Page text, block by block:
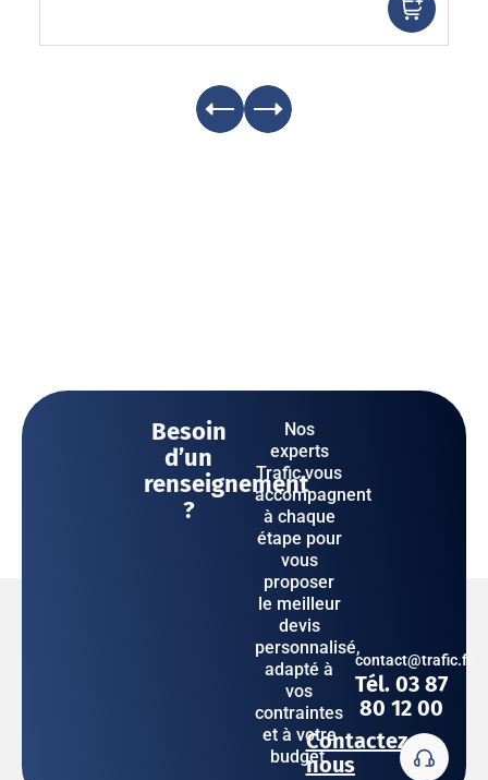
Besoin
d’un
renseignement
?
Nos
experts
Trafic vous
accompagnent
à chaque
étape pour
vous
proposer
le meilleur
devis
personnalisé,
adapté à
vos
contraintes
et à votre
budget.
Contactez-
nous
contact@trafic.fr
Tél. 03 87
80 12 00